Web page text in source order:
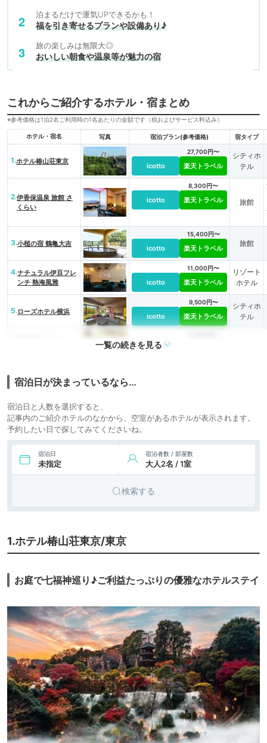
泊まるだけで運気UPできるかも！
福を引き寄せるプランや設備あり♪
旅の楽しみは無限大◎
おいしい朝食や温泉等が魅力の宿
これからご紹介するホテル・宿まとめ
※参考価格は1泊2名ご利用時の1名あたりの金額です（税およびサービス料込み）
ホテル・宿名 写真 宿泊プラン(参考価格) 宿タイプ
1.ホテル椿山荘東京
icotto
27,700円〜
楽天トラベル
シティホ
テル
2.伊香保温泉 旅館 さ
くらい
icotto
8,300円〜
楽天トラベル 旅館
3.小槌の宿 鶴亀大吉
icotto
15,400円〜
楽天トラベル
旅館
4.ナチュラル伊豆フレ
ンチ 熱海風雅
icotto
11,000円〜
楽天トラベル
リゾート
ホテル
5.ローズホテル横浜
icotto
9,500円〜
楽天トラベル
シティホ
テル
icotto
一覧の続きを見る
宿泊日が決まっているなら…
宿泊日と人数を選択すると、
記事内のご紹介ホテルのなかから、空室があるホテルが表示されます。
予約したい日で探してみてくださいね。
宿泊日
未指定
宿泊者数 / 部屋数
大人2名 / 1室
検索する
1.ホテル椿山荘東京/東京
お庭で七福神巡り♪ご利益たっぷりの優雅なホテルステイ